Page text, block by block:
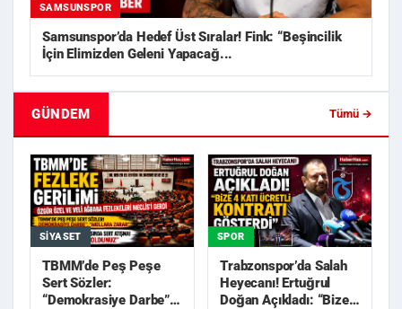
SAMSUNSPOR
Samsunspor’da Hedef Üst Sıralar! Fink: “Beşincilik
İçin Elimizden Geleni Yapacağ...
GÜNDEM Tümü →
SIYASET
TBMM’de Peş Peşe
Sert Sözler:
“Demokrasiye Darbe”,
SPOR
Trabzonspor’da Salah
Heyecanı! Ertuğrul
Doğan Açıkladı: “Bize